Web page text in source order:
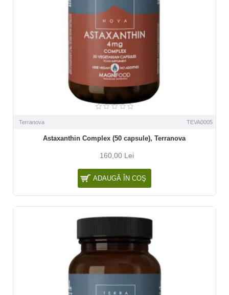
Terranova TEVA0005
Astaxanthin Complex (50 capsule), Terranova
160,00 Lei
ADAUGĂ ÎN COŞ